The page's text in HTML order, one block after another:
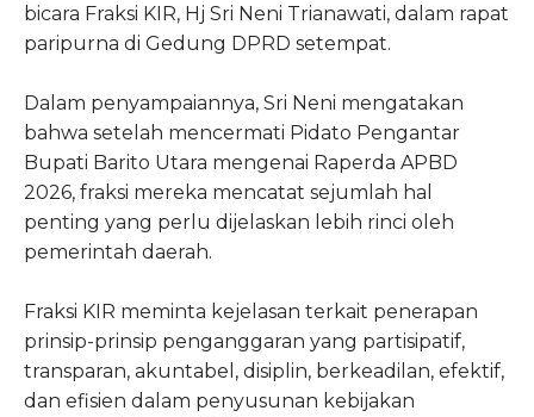
bicara Fraksi KIR, Hj Sri Neni Trianawati, dalam rapat
paripurna di Gedung DPRD setempat.
Dalam penyampaiannya, Sri Neni mengatakan
bahwa setelah mencermati Pidato Pengantar
Bupati Barito Utara mengenai Raperda APBD
2026, fraksi mereka mencatat sejumlah hal
penting yang perlu dijelaskan lebih rinci oleh
pemerintah daerah.
Fraksi KIR meminta kejelasan terkait penerapan
prinsip-prinsip penganggaran yang partisipatif,
transparan, akuntabel, disiplin, berkeadilan, efektif,
dan efisien dalam penyusunan kebijakan